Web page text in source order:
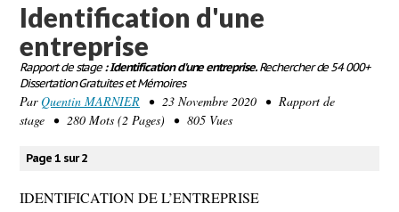
S'inscrire
Se connecter
Contactez-nous
Identification d'une
entreprise
Rapport de stage: Identification d'une entreprise.Rechercher de 54 000+
Dissertation Gratuites et Mémoires
ParQuentin MARNIER • 23 Novembre 2020 • Rapport de
stage • 280 Mots (2 Pages) • 805 Vues
Page 1 sur 2
IDENTIFICATION DE L’ENTREPRISE